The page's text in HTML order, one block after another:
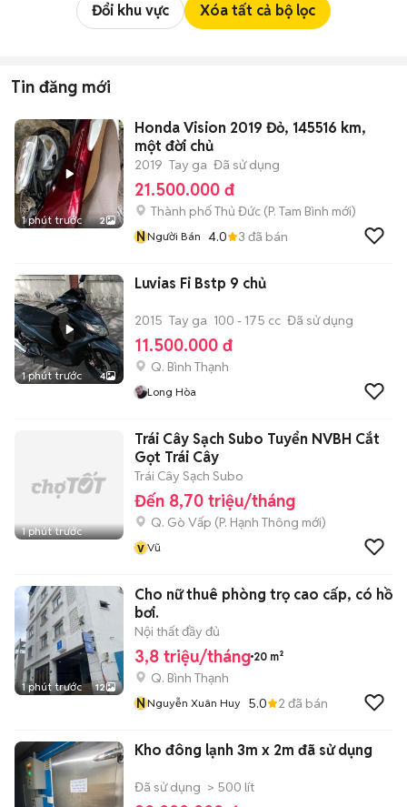
Đổi khu vực Xóa tất cả bộ lọc
Tin đăng mới
1 phút trước 2
Honda Vision 2019 Đỏ, 145516 km,
một đời chủ
2019 Tay ga Đã sử dụng
21.500.000 đ
Thành phố Thủ Đức (P. Tam Bình mới)
NNgười Bán 4.0 3 đã bán
1 phút trước 4
Luvias Fi Bstp 9 chủ
2015 Tay ga 100 - 175 cc Đã sử dụng
11.500.000 đ
Q. Bình Thạnh
Long Hòa
1 phút trước
Trái Cây Sạch Subo Tuyển NVBH Cắt
Gọt Trái Cây
Trái Cây Sạch Subo
Đến 8,70 triệu/tháng
Q. Gò Vấp (P. Hạnh Thông mới)
v Vũ
1 phút trước 12
Cho nữ thuê phòng trọ cao cấp, có hồ
bơi.
Nội thất đầy đủ
3,8 triệu/tháng 20 m²
Q. Bình Thạnh
NNguyễn Xuân Huy 5.0 2 đã bán
Kho đông lạnh 3m x 2m đã sử dụng
Đã sử dụng > 500 lít